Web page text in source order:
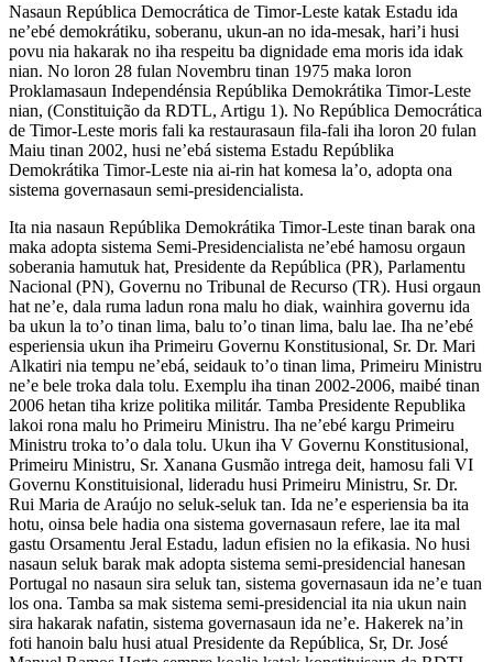
Nasaun República Democrática de Timor-Leste katak Estadu ida
ne’ebé demokrátiku, soberanu, ukun-an no ida-mesak, hari’i husi
povu nia hakarak no iha respeitu ba dignidade ema moris ida idak
nian. No loron 28 fulan Novembru tinan 1975 maka loron
Proklamasaun Independénsia Repúblika Demokrátika Timor-Leste
nian, (Constituição da RDTL, Artigu 1). No República Democrática
de Timor-Leste moris fali ka restaurasaun fila-fali iha loron 20 fulan
Maiu tinan 2002, husi ne’ebá sistema Estadu Repúblika
Demokrátika Timor-Leste nia ai-rin hat komesa la’o, adopta ona
sistema governasaun semi-presidencialista.
Ita nia nasaun Repúblika Demokrátika Timor-Leste tinan barak ona
maka adopta sistema Semi-Presidencialista ne’ebé hamosu orgaun
soberania hamutuk hat, Presidente da República (PR), Parlamentu
Nacional (PN), Governu no Tribunal de Recurso (TR). Husi orgaun
hat ne’e, dala ruma ladun rona malu ho diak, wainhira governu ida
ba ukun la to’o tinan lima, balu to’o tinan lima, balu lae. Iha ne’ebé
esperiensia ukun iha Primeiru Governu Konstitusional, Sr. Dr. Mari
Alkatiri nia tempu ne’ebá, seidauk to’o tinan lima, Primeiru Ministru
ne’e bele troka dala tolu. Exemplu iha tinan 2002-2006, maibé tinan
2006 hetan tiha krize politika militár. Tamba Presidente Republika
lakoi rona malu ho Primeiru Ministru. Iha ne’ebé kargu Primeiru
Ministru troka to’o dala tolu. Ukun iha V Governu Konstitusional,
Primeiru Ministru, Sr. Xanana Gusmão intrega deit, hamosu fali VI
Governu Konstituisional, lideradu husi Primeiru Ministru, Sr. Dr.
Rui Maria de Araújo no seluk-seluk tan. Ida ne’e esperiensia ba ita
hotu, oinsa bele hadia ona sistema governasaun refere, lae ita mal
gastu Orsamentu Jeral Estadu, ladun efisien no la efikasia. No husi
nasaun seluk barak mak adopta sistema semi-presidencial hanesan
Portugal no nasaun sira seluk tan, sistema governasaun ida ne’e tuan
los ona. Tamba sa mak sistema semi-presidencial ita nia ukun nain
sira hakarak nafatin, sistema governasaun ida ne’e. Hakerek na’in
foti hanoin balu husi atual Presidente da República, Sr, Dr. José